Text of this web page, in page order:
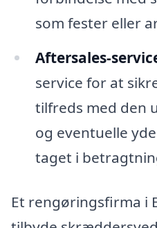
som fester eller
Aftersales-
service for at
tilfreds med den
og eventuelle
taget i
Et rengøringsfirma i